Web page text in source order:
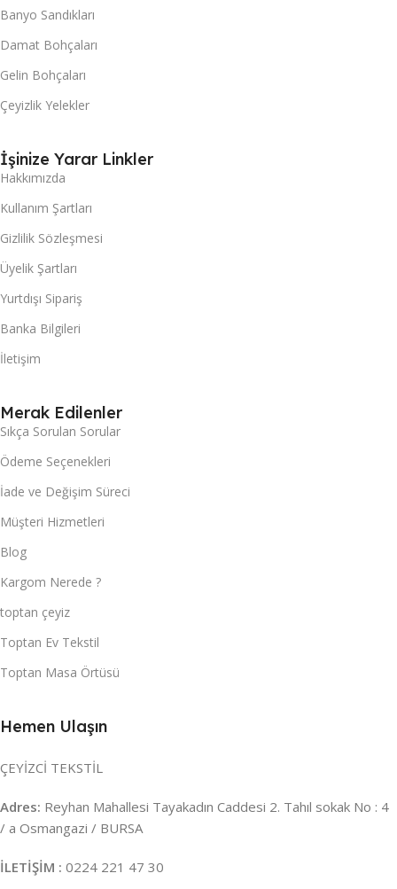
Banyo Sandıkları
Damat Bohçaları
Gelin Bohçaları
Çeyizlik Yelekler
İşinize Yarar Linkler
Hakkımızda
Kullanım Şartları
Gizlilik Sözleşmesi
Üyelik Şartları
Yurtdışı Sipariş
Banka Bilgileri
İletişim
Merak Edilenler
Sıkça Sorulan Sorular
Ödeme Seçenekleri
İade ve Değişim Süreci
Müşteri Hizmetleri
Blog
Kargom Nerede ?
toptan çeyiz
Toptan Ev Tekstil
Toptan Masa Örtüsü
Hemen Ulaşın
ÇEYİZCİ TEKSTİL
Adres: Reyhan Mahallesi Tayakadın Caddesi 2. Tahıl sokak No : 4
/ a Osmangazi / BURSA
İLETİŞİM : 0224 221 47 30